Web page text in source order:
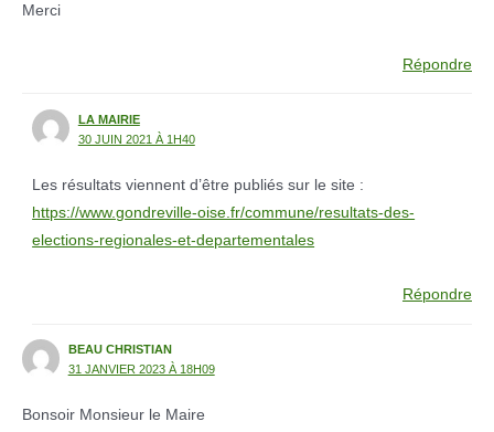
Merci
Répondre
LA MAIRIE
30 JUIN 2021 À 1H40
Les résultats viennent d’être publiés sur le site :
https://www.gondreville-oise.fr/commune/resultats-des-
elections-regionales-et-departementales
Répondre
BEAU CHRISTIAN
31 JANVIER 2023 À 18H09
Bonsoir Monsieur le Maire